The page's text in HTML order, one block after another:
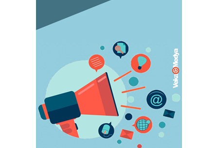
May 05, 2023